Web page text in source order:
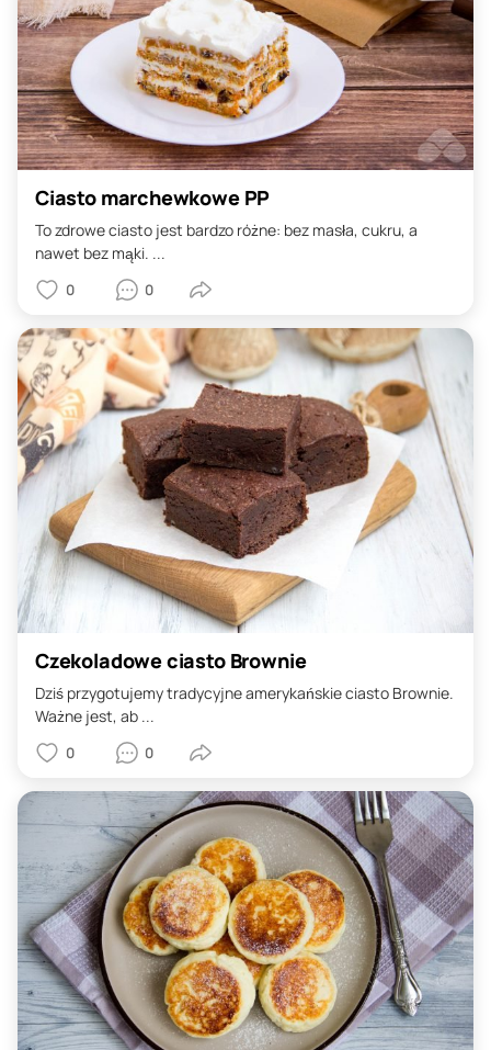
Ciasto marchewkowe PP
To zdrowe ciasto jest bardzo różne: bez masła, cukru, a
nawet bez mąki. ...
0 0
Czekoladowe ciasto Brownie
Dziś przygotujemy tradycyjne amerykańskie ciasto Brownie.
Ważne jest, ab ...
0 0